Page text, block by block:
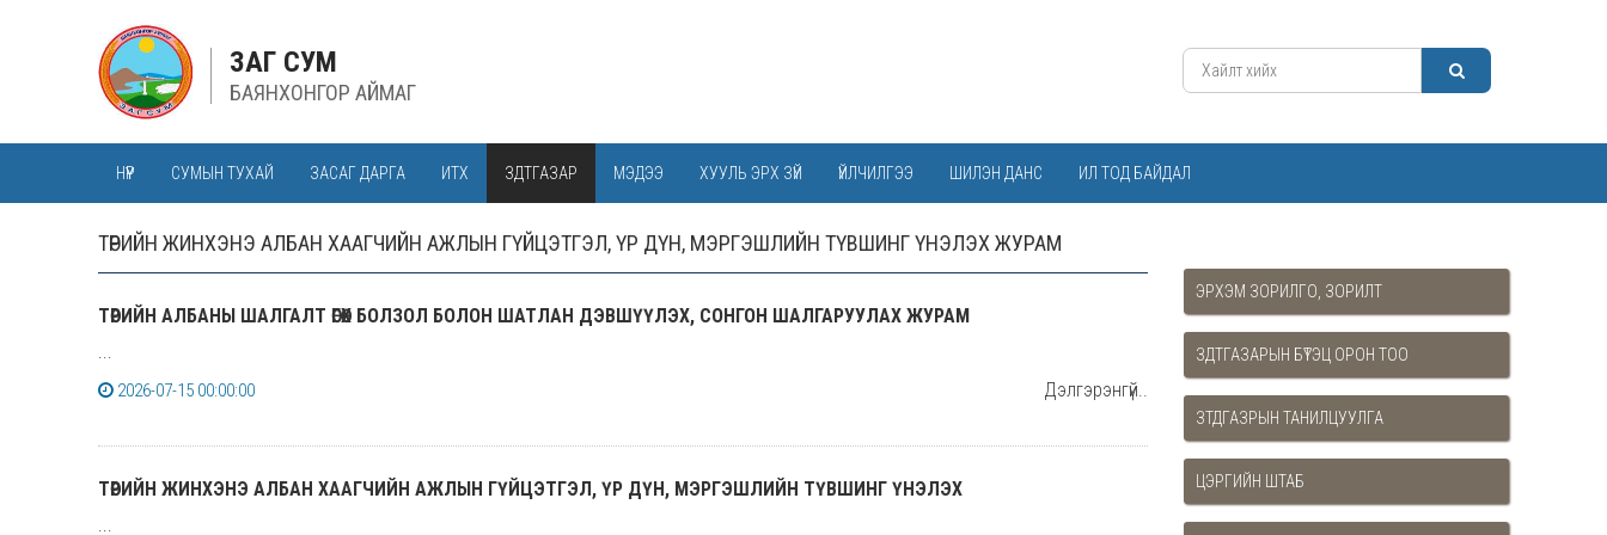
ЗАГ СУМ
БАЯНХОНГОР АЙМАГ
НҮҮР СУМЫН ТУХАЙ ЗАСАГ ДАРГА ИТХ ЗДТГАЗАР МЭДЭЭ ХУУЛЬ ЭРХ ЗҮЙ ҮЙЛЧИЛГЭЭ ШИЛЭН ДАНС ИЛ ТОД БАЙДАЛ
ТӨРИЙН ЖИНХЭНЭ АЛБАН ХААГЧИЙН АЖЛЫН ГҮЙЦЭТГЭЛ, ҮР ДҮН, МЭРГЭШЛИЙН ТҮВШИНГ ҮНЭЛЭХ ЖУРАМ
ТӨРИЙН АЛБАНЫ ШАЛГАЛТ ӨГӨХ БОЛЗОЛ БОЛОН ШАТЛАН ДЭВШҮҮЛЭХ, СОНГОН ШАЛГАРУУЛАХ ЖУРАМ
...
2026-07-15 00:00:00
Дэлгэрэнгүй..
ТӨРИЙН ЖИНХЭНЭ АЛБАН ХААГЧИЙН АЖЛЫН ГҮЙЦЭТГЭЛ, ҮР ДҮН, МЭРГЭШЛИЙН ТҮВШИНГ ҮНЭЛЭХ
...
ЭРХЭМ ЗОРИЛГО, ЗОРИЛТ
ЗДТГАЗАРЫН БҮТЭЦ ОРОН ТОО
ЗТДГАЗРЫН ТАНИЛЦУУЛГА
ЦЭРГИЙН ШТАБ